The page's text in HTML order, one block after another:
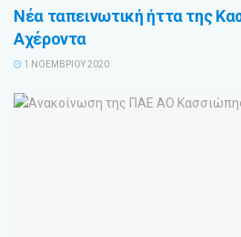
Νέα ταπεινωτική ήττα της
Αχέροντα
1 ΝΟΕΜΒΡΊΟΥ 2020